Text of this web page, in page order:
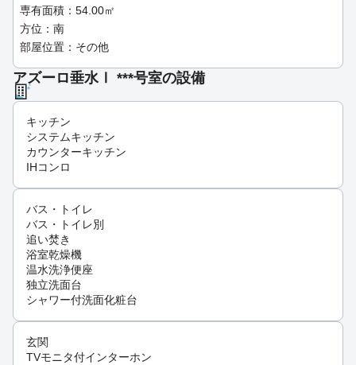
専有面積：54.00㎡
方位：南
部屋位置：その他
アズーロ垂水Ⅰ ***号室の設備
キッチン
システムキッチン
カウンターキッチン
IHコンロ
バス・トイレ
バス・トイレ別
追い焚き
浴室乾燥機
温水洗浄便座
独立洗面台
シャワー付洗面化粧台
玄関
TVモニタ付インターホン